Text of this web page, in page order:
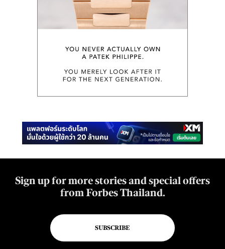
Sign up for more stories and special offers
from Forbes Thailand.
SUBSCRIBE